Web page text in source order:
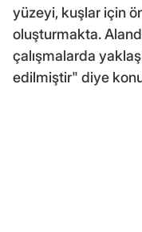
yüzeyi, kuşlar için
oluşturmakta.
çalışmalarda
edilmiştir" diye